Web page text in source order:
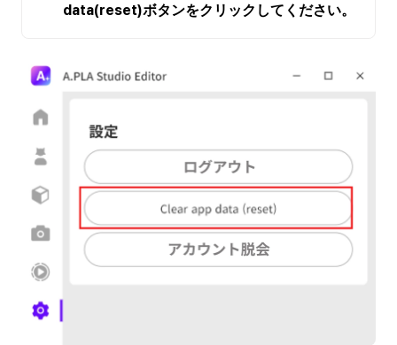
data(reset)ボタンをクリックしてください。